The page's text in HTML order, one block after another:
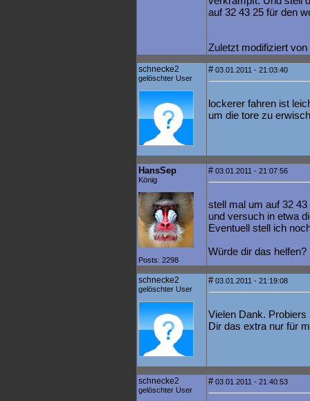
auf 32 43 25 für den
Zuletzt modifiziert
schnecke2
gelöschter User
#03.01.2011 - 21:03:40
lockerer fahren ist
um die tore zu
HansSep
König
Posts: 2298
#03.01.2011 - 21:07:56
stell mal um auf 32 43
und versuch in etwa
Eventuell stell ich
Würde dir das helfen?
schnecke2
gelöschter User
#03.01.2011 - 21:19:08
Vielen Dank.
Dir das extra nur für
schnecke2
gelöschter User
#03.01.2011 - 21:40:53